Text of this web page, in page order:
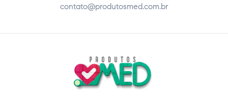
contato@produtosmed.com.br